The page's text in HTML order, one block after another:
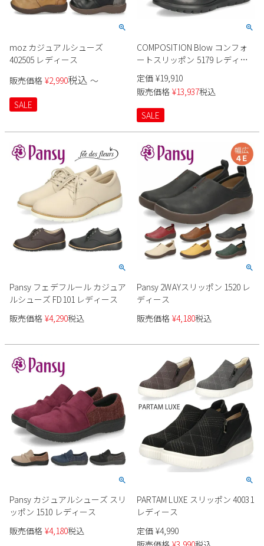
moz カジュアルシューズ
402505 レディース
販売価格 ¥2,990税込 〜
SALE
COMPOSITION Blow コンフォ
ートスリッポン 5179 レディー
ス
定価 ¥19,910
販売価格 ¥13,937税込
SALE
Pansy フェデフルール カジュア
ルシューズ FD101 レディース
販売価格 ¥4,290税込
Pansy 2WAYスリッポン 1520 レ
ディース
販売価格 ¥4,180税込
Pansy カジュアルシューズ スリ
ッポン 1510 レディース
販売価格 ¥4,180税込
PARTAM LUXE スリッポン 40031
レディース
定価 ¥4,990